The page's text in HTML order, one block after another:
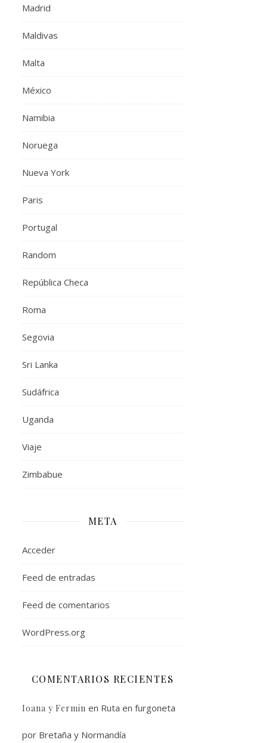
Madrid
Maldivas
Malta
México
Namibia
Noruega
Nueva York
Paris
Portugal
Random
República Checa
Roma
Segovia
Sri Lanka
Sudáfrica
Uganda
Viaje
Zimbabue
META
Acceder
Feed de entradas
Feed de comentarios
WordPress.org
COMENTARIOS RECIENTES
Ioana y Fermin en Ruta en furgoneta
por Bretaña y Normandía